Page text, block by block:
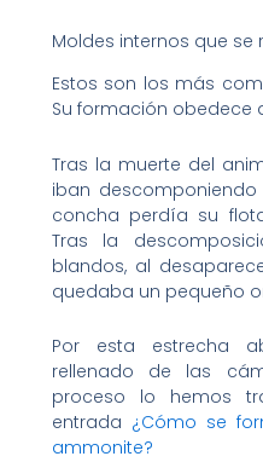
Moldes internos que
Estos son los más
Su formación obedece
Tras la muerte del
iban
concha perdía su
Tras la
blandos, al
quedaba un pequeño
Por esta estrecha
rellenado de las
proceso lo hemos
entrada ¿Cómo se
ammonite?